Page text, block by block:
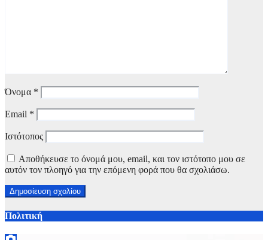
Όνομα *
Email *
Ιστότοπος
Αποθήκευσε το όνομά μου, email, και τον ιστότοπο μου σε
αυτόν τον πλοηγό για την επόμενη φορά που θα σχολιάσω.
Πολιτική